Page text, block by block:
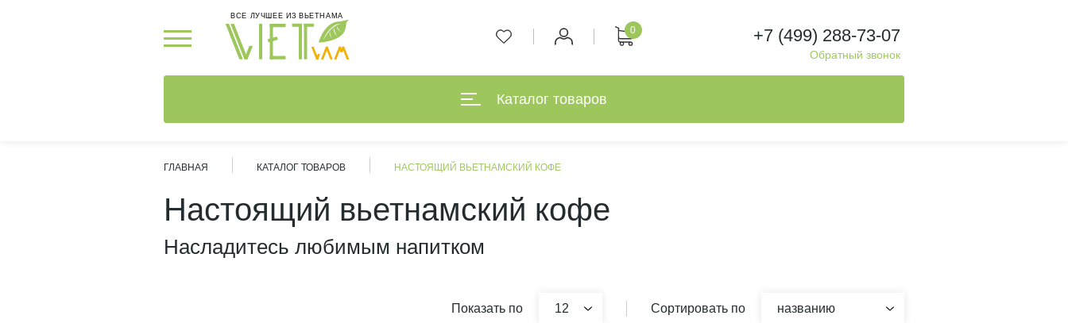
ВСЕ ЛУЧШЕЕ ИЗ ВЬЕТНАМА
0
Каталог товаров
+7 (499) 288-73-07
Обратный звонок
ГЛАВНАЯ КАТАЛОГ ТОВАРОВ НАСТОЯЩИЙ ВЬЕТНАМСКИЙ КОФЕ
Настоящий вьетнамский кофе
Насладитесь любимым напитком
Показать по 12 Сортировать по названию